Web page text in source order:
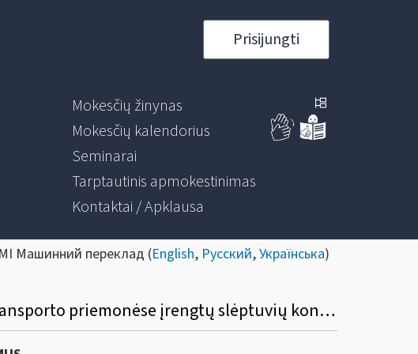
Prisijungti
Mokesčių žinynas
Mokesčių kalendorius
Seminarai
Tarptautinis apmokestinimas
Kontaktai / Apklausa
Машинний переклад (English, Русский,Українська)
Valstybei perduotų transporto priemonių, jų dalių bei detalių pardavimo ir transporto priemonėse įrengtų slėptuvių kontrabandiniams kroviniams gabenti pašalinimo paslaugų viešasis pirkimas